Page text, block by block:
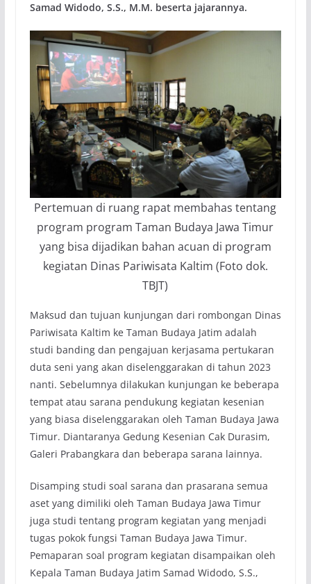
Samad Widodo, S.S., M.M. beserta jajarannya.
Pertemuan di ruang rapat membahas tentang
program program Taman Budaya Jawa Timur
yang bisa dijadikan bahan acuan di program
kegiatan Dinas Pariwisata Kaltim (Foto dok.
TBJT)
Maksud dan tujuan kunjungan dari rombongan Dinas
Pariwisata Kaltim ke Taman Budaya Jatim adalah
studi banding dan pengajuan kerjasama pertukaran
duta seni yang akan diselenggarakan di tahun 2023
nanti. Sebelumnya dilakukan kunjungan ke beberapa
tempat atau sarana pendukung kegiatan kesenian
yang biasa diselenggarakan oleh Taman Budaya Jawa
Timur. Diantaranya Gedung Kesenian Cak Durasim,
Galeri Prabangkara dan beberapa sarana lainnya.
Disamping studi soal sarana dan prasarana semua
aset yang dimiliki oleh Taman Budaya Jawa Timur
juga studi tentang program kegiatan yang menjadi
tugas pokok fungsi Taman Budaya Jawa Timur.
Pemaparan soal program kegiatan disampaikan oleh
Kepala Taman Budaya Jatim Samad Widodo, S.S.,